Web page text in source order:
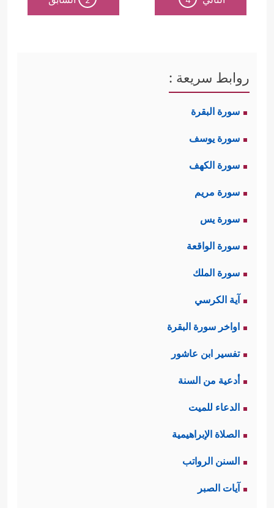
روابط سريعة :
سورة البقرة
سورة يوسف
سورة الكهف
سورة مريم
سورة يس
سورة الواقعة
سورة الملك
آية الكرسي
اواخر سورة البقرة
تفسير ابن عاشور
أدعية من السنة
الدعاء للميت
الصلاة الإبراهيمية
السنن الرواتب
آيات الصبر